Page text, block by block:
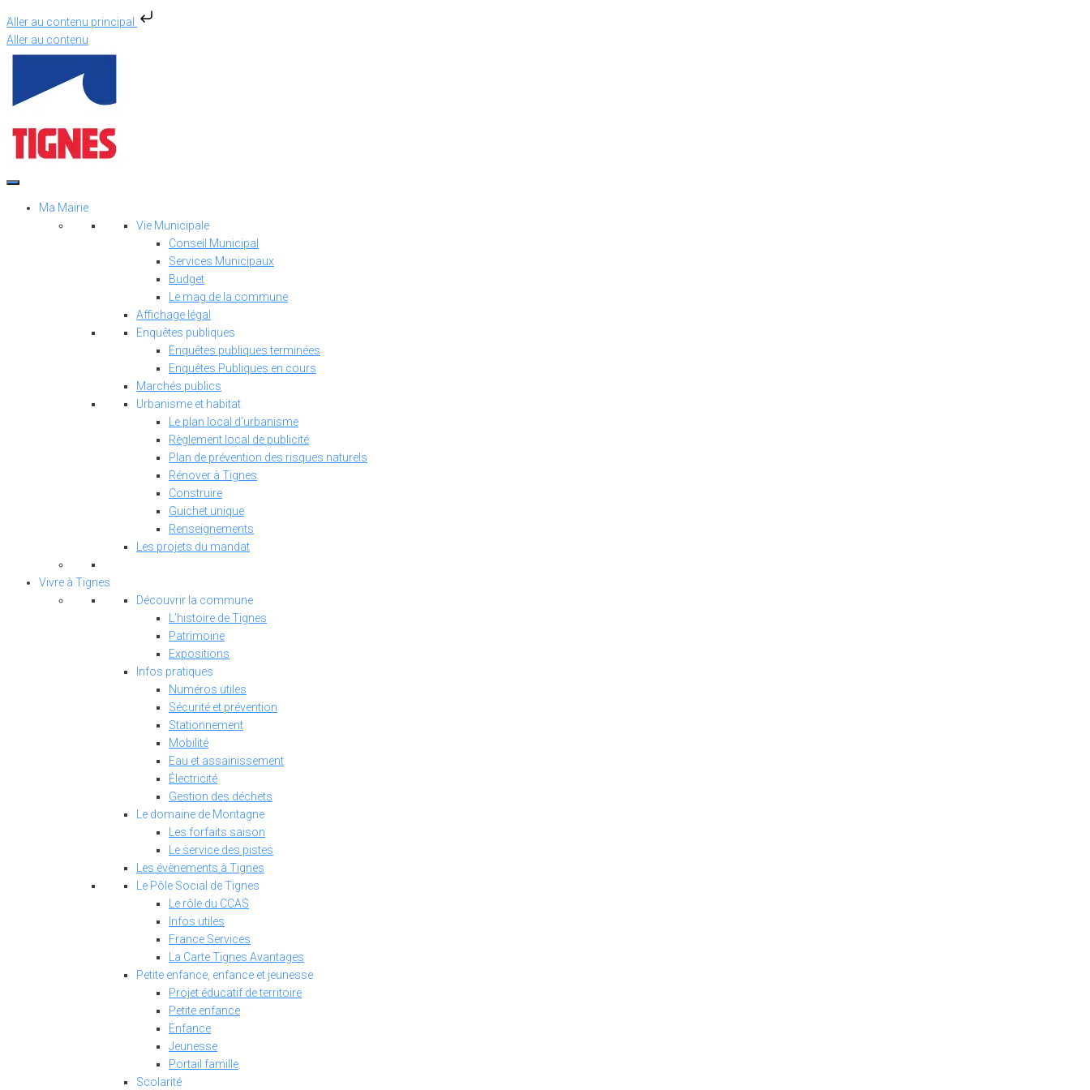
Aller au contenu principal
Aller au contenu
Ma Mairie
Vie Municipale
Conseil Municipal
Services Municipaux
Budget
Le mag de la commune
Affichage légal
Enquêtes publiques
Enquêtes publiques terminées
Enquêtes Publiques en cours
Marchés publics
Urbanisme et habitat
Le plan local d’urbanisme
Règlement local de publicité
Plan de prévention des risques naturels
Rénover à Tignes
Construire
Guichet unique
Renseignements
Les projets du mandat
Vivre à Tignes
Découvrir la commune
L’histoire de Tignes
Patrimoine
Expositions
Infos pratiques
Numéros utiles
Sécurité et prévention
Stationnement
Mobilité
Eau et assainissement
Électricité
Gestion des déchets
Le domaine de Montagne
Les forfaits saison
Le service des pistes
Les évènements à Tignes
Le Pôle Social de Tignes
Le rôle du CCAS
Infos utiles
France Services
La Carte Tignes Avantages
Petite enfance, enfance et jeunesse
Projet éducatif de territoire
Petite enfance
Enfance
Jeunesse
Portail famille
Scolarité